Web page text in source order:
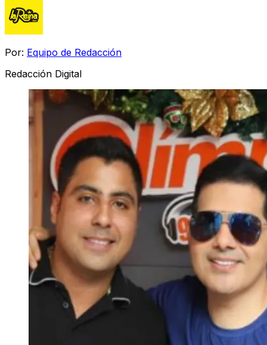
Por: Equipo de Redacción
Redacción Digital